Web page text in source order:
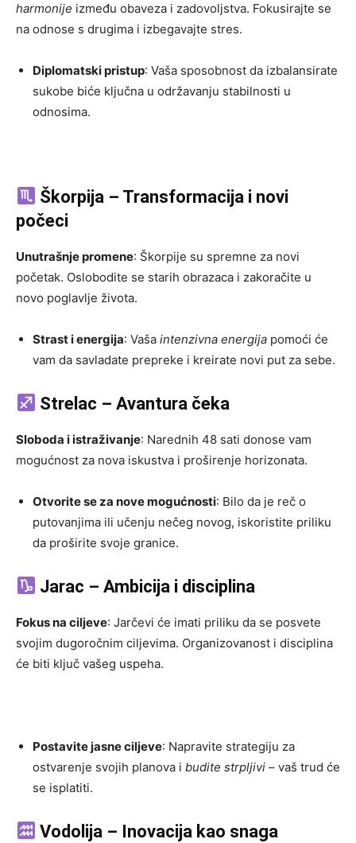
harmonije između obaveza i zadovoljstva. Fokusirajte se
na odnose s drugima i izbegavajte stres.
Diplomatski pristup: Vaša sposobnost da izbalansirate
sukobe biće ključna u održavanju stabilnosti u
odnosima.
Škorpija – Transformacija i novi
počeci
Unutrašnje promene: Škorpije su spremne za novi
početak. Oslobodite se starih obrazaca i zakoračite u
novo poglavlje života.
Strast i energija: Vaša intenzivna energija pomoći će
vam da savladate prepreke i kreirate novi put za sebe.
Strelac – Avantura čeka
Sloboda i istraživanje: Narednih 48 sati donose vam
mogućnost za nova iskustva i proširenje horizonata.
Otvorite se za nove mogućnosti: Bilo da je reč o
putovanjima ili učenju nečeg novog, iskoristite priliku
da proširite svoje granice.
Jarac – Ambicija i disciplina
Fokus na ciljeve: Jarčevi će imati priliku da se posvete
svojim dugoročnim ciljevima. Organizovanost i disciplina
će biti ključ vašeg uspeha.
Postavite jasne ciljeve: Napravite strategiju za
ostvarenje svojih planova i budite strpljivi – vaš trud će
se isplatiti.
Vodolija – Inovacija kao snaga